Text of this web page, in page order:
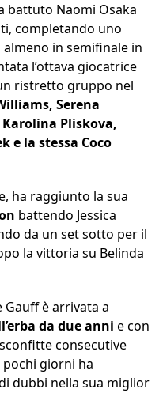
battuto Naomi Osaka
completando uno
in semifinale in
l’ottava giocatrice
ristretto gruppo nel
Serena
Pliskova,
e la stessa Coco
ha raggiunto la sua
battendo Jessica
da un set sotto per il
la vittoria su Belinda
è arrivata a
da due anni e con
consecutive
giorni ha
dubbi nella sua miglior